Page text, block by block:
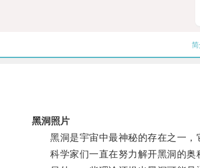
简
黑洞照片
黑洞是宇宙中最神秘的存在之一，
科学家们一直在努力解开黑洞的奥